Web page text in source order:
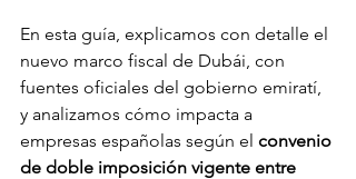
En esta guía, explicamos con detalle el
nuevo marco fiscal de Dubái, con
fuentes oficiales del gobierno emiratí,
y analizamos cómo impacta a
empresas españolas según el convenio
de doble imposición vigente entre